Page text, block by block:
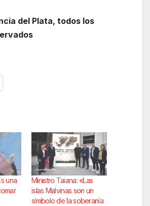
del Plata, todos los
una
Ministro Taiana: «Las
islas Malvinas son un
símbolo de la soberanía